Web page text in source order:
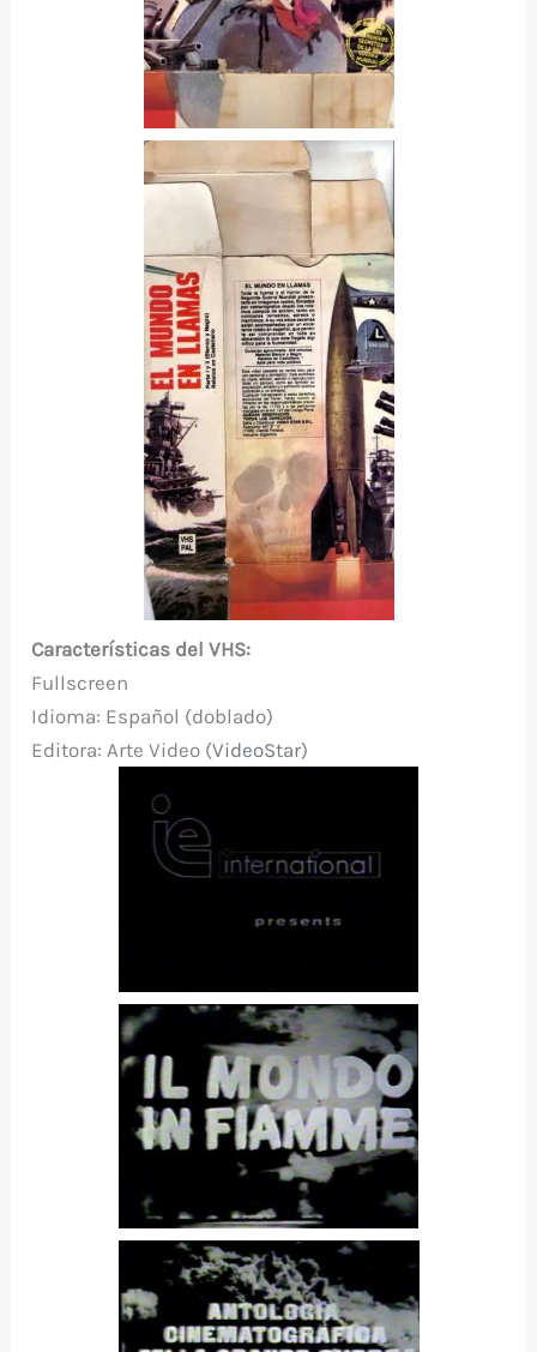
Características del VHS:
Fullscreen
Idioma: Español (doblado)
Editora: Arte Video (VideoStar)